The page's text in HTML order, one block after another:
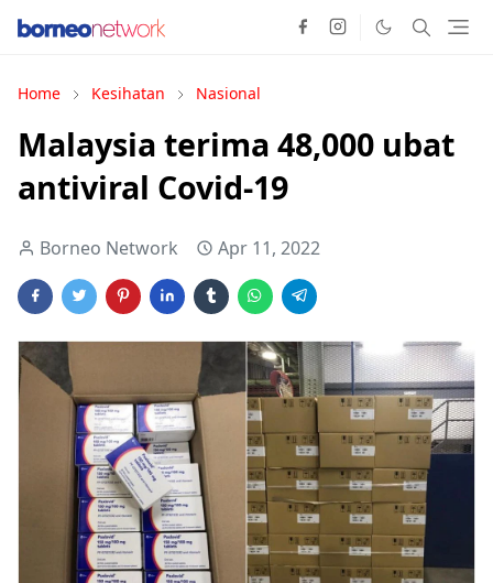
Home Kesihatan Nasional
Malaysia terima 48,000 ubat
antiviral Covid-19
Borneo Network Apr 11, 2022